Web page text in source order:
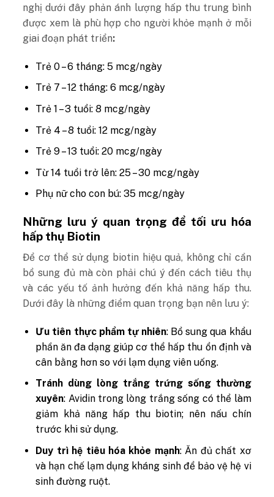
nghị dưới đây phản ánh lượng hấp thu trung bình
được xem là phù hợp cho người khỏe mạnh ở mỗi
giai đoạn phát triển:
Trẻ 0 – 6 tháng: 5 mcg/ngày
Trẻ 7 – 12 tháng: 6 mcg/ngày
Trẻ 1 – 3 tuổi: 8 mcg/ngày
Trẻ 4 – 8 tuổi: 12 mcg/ngày
Trẻ 9 – 13 tuổi: 20 mcg/ngày
Từ 14 tuổi trở lên: 25 – 30 mcg/ngày
Phụ nữ cho con bú: 35 mcg/ngày
Những lưu ý quan trọng để tối ưu hóa
hấp thụ Biotin
Để cơ thể sử dụng biotin hiệu quả, không chỉ cần
bổ sung đủ mà còn phải chú ý đến cách tiêu thụ
và các yếu tố ảnh hưởng đến khả năng hấp thu.
Dưới đây là những điểm quan trọng bạn nên lưu ý:
Ưu tiên thực phẩm tự nhiên: Bổ sung qua khẩu
phần ăn đa dạng giúp cơ thể hấp thu ổn định và
cân bằng hơn so với lạm dụng viên uống.
Tránh dùng lòng trắng trứng sống thường
xuyên: Avidin trong lòng trắng sống có thể làm
giảm khả năng hấp thu biotin; nên nấu chín
trước khi sử dụng.
Duy trì hệ tiêu hóa khỏe mạnh: Ăn đủ chất xơ
và hạn chế lạm dụng kháng sinh để bảo vệ hệ vi
sinh đường ruột.